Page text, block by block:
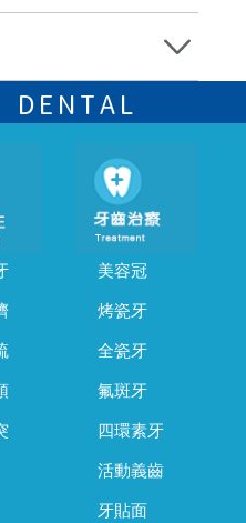
取費用，而匯率會及時告知客人
聯絡我們，告知我們你原本預約
時段
DENTAL
美容冠
烤瓷牙
全瓷牙
氟斑牙
四環素牙
活動義齒
牙貼面